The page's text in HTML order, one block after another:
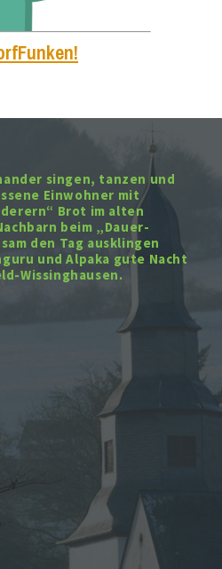
singen, tanzen und
Einwohner mit
Brot im alten
beim „Dauer-
den Tag ausklingen
und Alpaka gute Nacht
Wissinghausen.